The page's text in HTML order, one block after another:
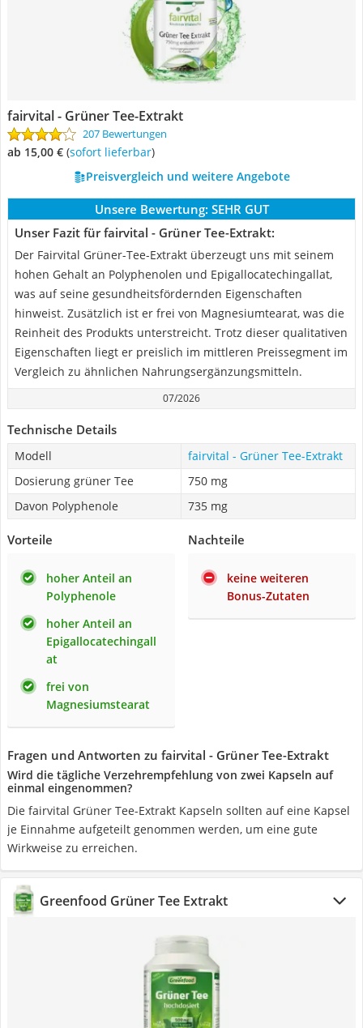
fairvital - Grüner Tee-Extrakt
207 Bewertungen
ab 15,00 € ( Sofort lieferbar)
Preisvergleich und weitere Angebote
Unsere Bewertung: SEHR GUT
Unser Fazit für fairvital - Grüner Tee-Extrakt:
Der Fairvital Grüner-Tee-Extrakt überzeugt uns mit seinem
hohen Gehalt an Polyphenolen und Epigallocatechingallat,
was auf seine gesundheitsfördernden Eigenschaften
hinweist. Zusätzlich ist er frei von Magnesiumtearat, was die
Reinheit des Produkts unterstreicht. Trotz dieser qualitativen
Eigenschaften liegt er preislich im mittleren Preissegment im
Vergleich zu ähnlichen Nahrungsergänzungsmitteln.
07/2026
Technische Details
Modell
fairvital - Grüner Tee-Extrakt
Dosierung grüner Tee
750 mg
Davon Polyphenole
735 mg
Vorteile
hoher Anteil an
Polyphenole
hoher Anteil an
Epigallocatechingall
at
frei von
Magnesiumstearat
Nachteile
keine weiteren
Bonus-Zutaten
Fragen und Antworten zu fairvital - Grüner Tee-Extrakt
Wird die tägliche Verzehrempfehlung von zwei Kapseln auf
einmal eingenommen?
Die fairvital Grüner Tee-Extrakt Kapseln sollten auf eine Kapsel
je Einnahme aufgeteilt genommen werden, um eine gute
Wirkweise zu erreichen.
Greenfood Grüner Tee Extrakt